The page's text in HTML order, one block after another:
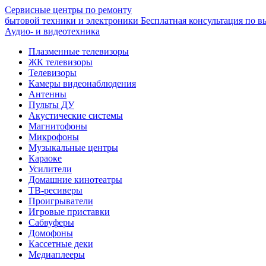
Сервисные центры по ремонту
бытовой техники и электроники Бесплатная консультация по
Аудио- и видеотехника
Плазменные телевизоры
ЖК телевизоры
Телевизоры
Камеры видеонаблюдения
Антенны
Пульты ДУ
Акустические системы
Магнитофоны
Микрофоны
Музыкальные центры
Караоке
Усилители
Домашние кинотеатры
ТВ-ресиверы
Проигрыватели
Игровые приставки
Сабвуферы
Домофоны
Кассетные деки
Медиаплееры